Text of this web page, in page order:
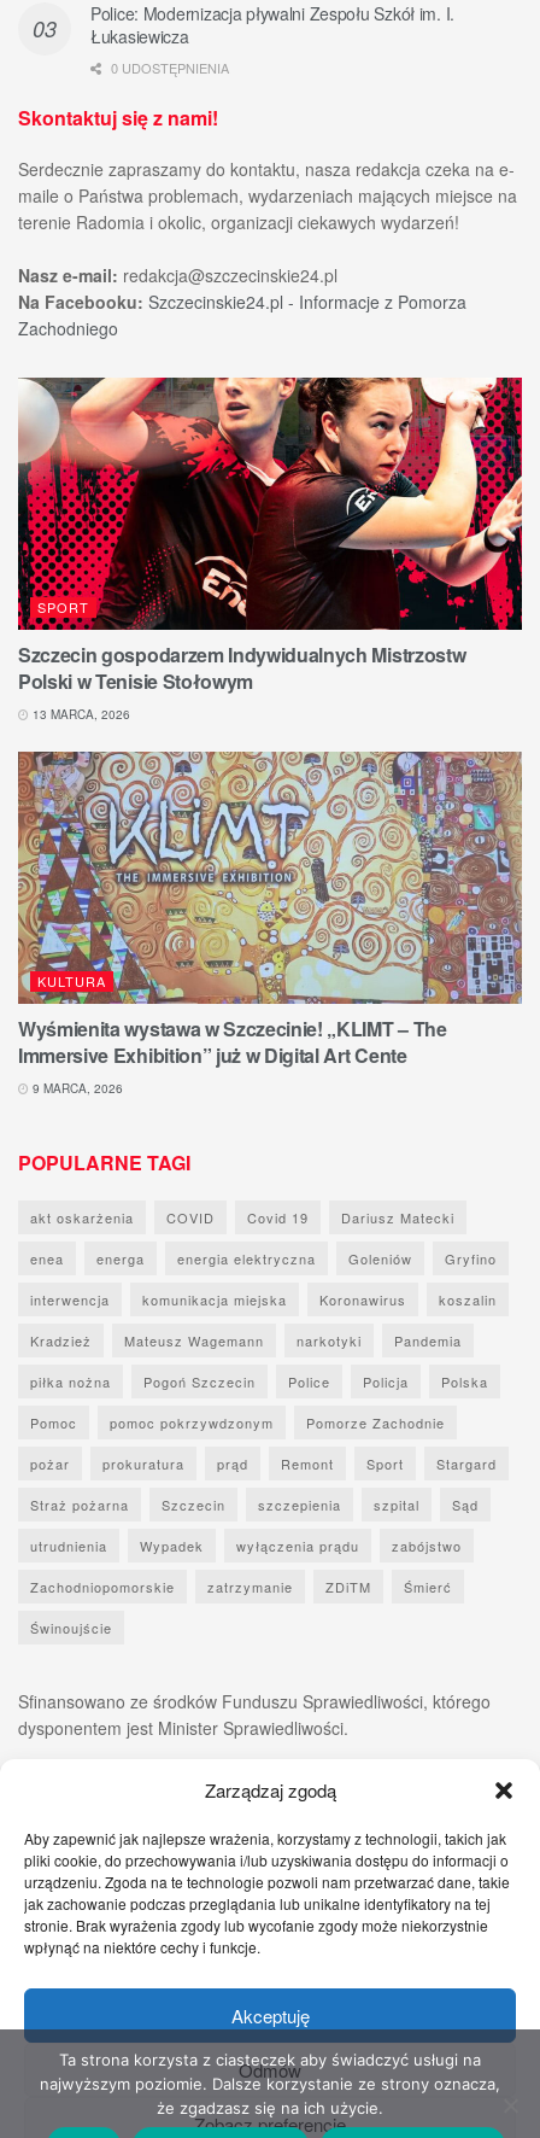
Zarządzaj zgodą
Aby zapewnić jak najlepsze wrażenia, korzystamy z technologii, takich jak
pliki cookie, do przechowywania i/lub uzyskiwania dostępu do informacji o
urządzeniu. Zgoda na te technologie pozwoli nam przetwarzać dane, takie
jak zachowanie podczas przeglądania lub unikalne identyfikatory na tej
stronie. Brak wyrażenia zgody lub wycofanie zgody może niekorzystnie
wpłynąć na niektóre cechy i funkcje.
Akceptuję
Odmów
Zobacz preferencje
Police: Modernizacja pływalni Zespołu Szkół im. I.
Łukasiewicza
0 UDOSTĘPNIENIA
Skontaktuj się z nami!
Serdecznie zapraszamy do kontaktu, nasza redakcja czeka na e-
maile o Państwa problemach, wydarzeniach mających miejsce na
terenie Radomia i okolic, organizacji ciekawych wydarzeń!
Nasz e-mail: redakcja@szczecinskie24.pl
Na Facebooku: Szczecinskie24.pl - Informacje z Pomorza
Zachodniego
SPORT
Szczecin gospodarzem Indywidualnych Mistrzostw
Polski w Tenisie Stołowym
13 MARCA, 2026
KULTURA
Wyśmienita wystawa w Szczecinie! „KLIMT – The
Immersive Exhibition” już w Digital Art Cente
9 MARCA, 2026
POPULARNE TAGI
akt oskarżenia COVID Covid 19 Dariusz Matecki
enea energa energia elektryczna Goleniów Gryfino
interwencja komunikacja miejska Koronawirus koszalin
Kradzież Mateusz Wagemann narkotyki Pandemia
piłka nożna Pogoń Szczecin Police Policja Polska
Pomoc pomoc pokrzywdzonym Pomorze Zachodnie
pożar prokuratura prąd Remont Sport Stargard
Straż pożarna Szczecin szczepienia szpital Sąd
utrudnienia Wypadek wyłączenia prądu zabójstwo
Zachodniopomorskie zatrzymanie ZDiTM Śmierć
Świnoujście
Sfinansowano ze środków Funduszu Sprawiedliwości, którego
dysponentem jest Minister Sprawiedliwości.
Zgłoś nam! Szczecińskie Wiadomości Sport
Zdrowie
Prawo
Pomoc Prawna Kontakt
Copyright © 2022 Stowarzyszenie Przyjaciół Zdrowia - Wszelkie prawa
zastrzeżone
Ta strona korzysta z ciasteczek aby świadczyć usługi na
najwyższym poziomie. Dalsze korzystanie ze strony oznacza,
że zgadzasz się na ich użycie.